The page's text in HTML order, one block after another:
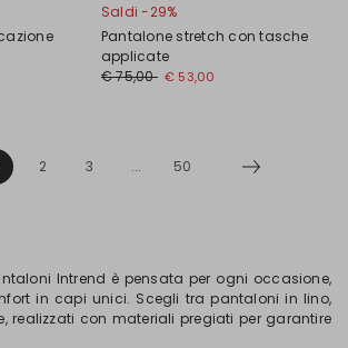
Saldi -29%
Pantalone stretch con tasche
applicate
€ 75,00 € 53,00
2 3 ... 50
Intrend è pensata per ogni occasione,
in capi unici. Scegli tra pantaloni in lino,
realizzati con materiali pregiati per garantire